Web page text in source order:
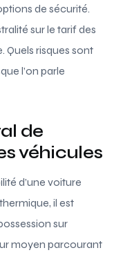
de sécurité.
sur le tarif des
Quels risques sont
l’on parle
de
véhicules
d’une voiture
il est
sur
moyen parcourant